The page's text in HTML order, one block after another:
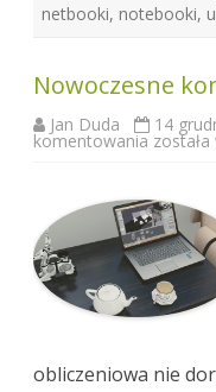
netbooki, notebooki,
Nowoczesne
Jan Duda 14
komentowania została
obliczeniowa nie